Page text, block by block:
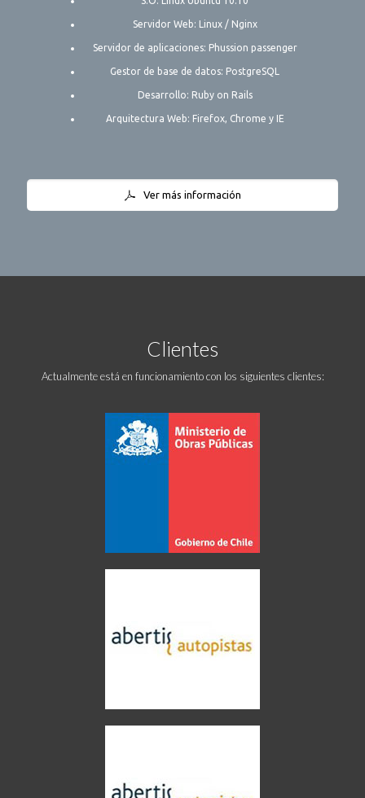
Servidor Web: Linux / Nginx
Servidor de aplicaciones: Phussion passenger
Gestor de base de datos: PostgreSQL
Desarrollo: Ruby on Rails
Arquitectura Web: Firefox, Chrome y IE
Ver más información
Clientes
Actualmente está en funcionamiento con los siguientes clientes: